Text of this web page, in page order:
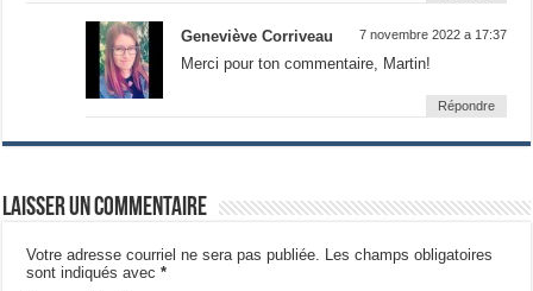
Geneviève Corriveau 7 novembre 2022 a 17:37
Merci pour ton commentaire, Martin!
Répondre
Laisser un commentaire
Votre adresse courriel ne sera pas publiée. Les champs obligatoires
sont indiqués avec*